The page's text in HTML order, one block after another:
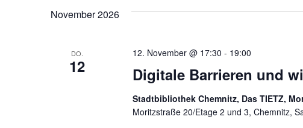
November 2026
DO.
12 Digitale Barrieren und
12. November @ 17:30 - 19:00
Stadtbibliothek Chemnitz, Das TIETZ,
Moritzstraße 20/Etage 2 und 3, Chemnitz,